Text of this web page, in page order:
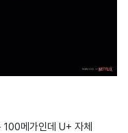
100메가인데 U+ 자체